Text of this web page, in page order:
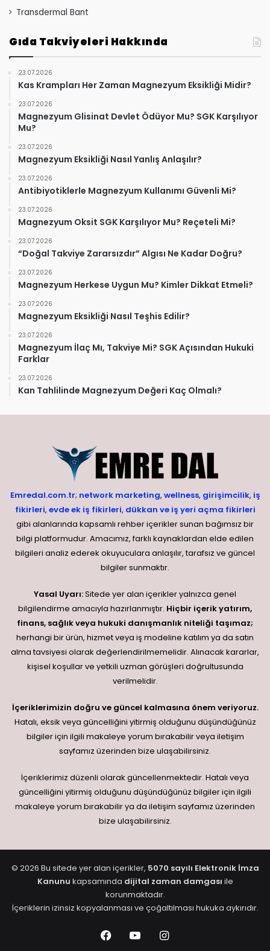
Transdermal Bant
Gıda Takviyeleri Hakkında
23.07.2026
Kas Krampları Her Zaman Magnezyum Eksikliği Midir?
23.07.2026
Magnezyum Glisinat Devlet Ödüyor Mu? SGK Karşılıyor
Mu?
23.07.2026
Magnezyum Eksikliği Nasıl Yanlış Anlaşılır?
23.07.2026
Antibiyotiklerle Magnezyum Kullanımı Güvenli Mi?
23.07.2026
Magnezyum Oksit SGK Karşılıyor Mu? Reçeteli Mi?
23.07.2026
“Doğal Takviye Zararsızdır” Algısı Ne Kadar Doğru?
23.07.2026
Magnezyum Herkese Uygun Mu? Kimler Dikkat Etmeli?
23.07.2026
Magnezyum Eksikliği Nasıl Teşhis Edilir?
23.07.2026
Magnezyum İlaç Mı, Takviye Mi? SGK Açısından Hukuki
Farklar
23.07.2026
Kan Tahlilinde Magnezyum Değeri Kaç Olmalı?
Emredal.com.tr; network marketing, wellness, girişimcilik, iş
fikirleri, evde ek iş fikirleri, dükkan ve iş yeri açma fikirleri
gibi alanlarında kapsamlı rehber içerikler sunan bağımsız bir
bilgi platformudur. Amacımız, farklı kaynaklardan elde edilen
bilgileri analiz ederek okuyuculara anlaşılır, tarafsız ve güncel
bilgiler sunmaktır.
Yasal Uyarı:Sitede yer alan içerikler yalnızca genel
bilgilendirme amacıyla hazırlanmıştır. Hiçbir içerik yatırım,
finans, sağlık veya hukuki danışmanlık niteliği taşımaz;
herhangi bir ürün, hizmet veya iş modeline katılım ya da satın
alma tavsiyesi olarak değerlendirilmemelidir. Alınacak kararlar,
kişisel koşullar ve yetkili uzman görüşleri doğrultusunda
verilmelidir.
İçeriklerimizin doğru ve güncel kalmasına önem veriyoruz.
Hatalı, eksik veya güncelliğini yitirmiş olduğunu düşündüğünüz
bilgiler için ilgili makaleye yorum bırakabilir veya iletişim
sayfamız üzerinden bize ulaşabilirsiniz.
İçeriklerimiz düzenli olarak güncellenmektedir. Hatalı veya
güncelliğini yitirmiş olduğunu düşündüğünüz bilgiler için ilgili
makaleye yorum bırakabilir ya da iletişim sayfamız üzerinden
bize ulaşabilirsiniz.
© 2026 Bu sitede yer alan içerikler, 5070 sayılı Elektronik İmza
Kanunu kapsamında dijital zaman damgası ile
korunmaktadır.
İçeriklerin izinsiz kopyalanması ve çoğaltılması hukuka aykırıdır.
FacebookYouTubeInstagram